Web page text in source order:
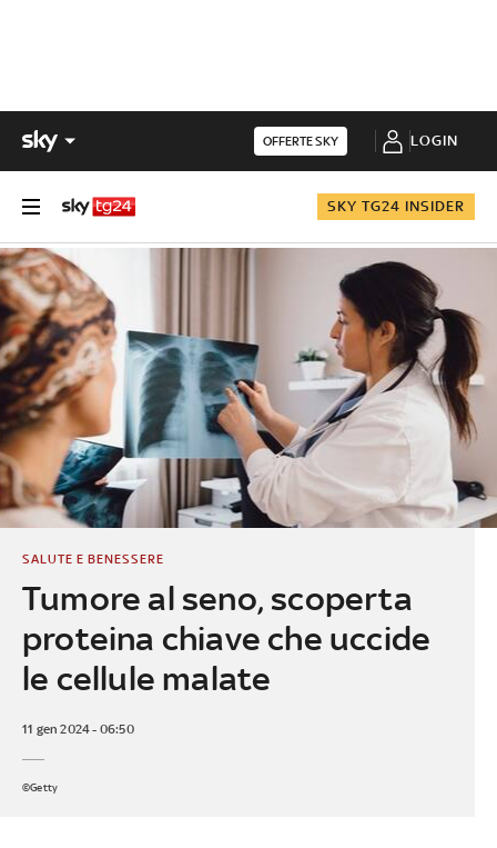
OFFERTE SKY LOGIN
SKY TG24 INSIDER
Tumore al seno, scoperta
proteina chiave che uccide
le cellule malate
SALUTE E BENESSERE
11 gen 2024 - 06:50
©Getty